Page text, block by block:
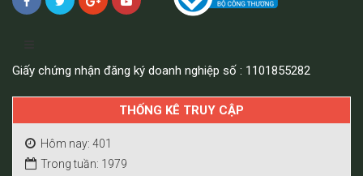
Giấy chứng nhận đăng ký doanh nghiệp số : 1101855282
THỐNG KÊ TRUY CẬP
Hôm nay: 401
Trong tuần: 1979